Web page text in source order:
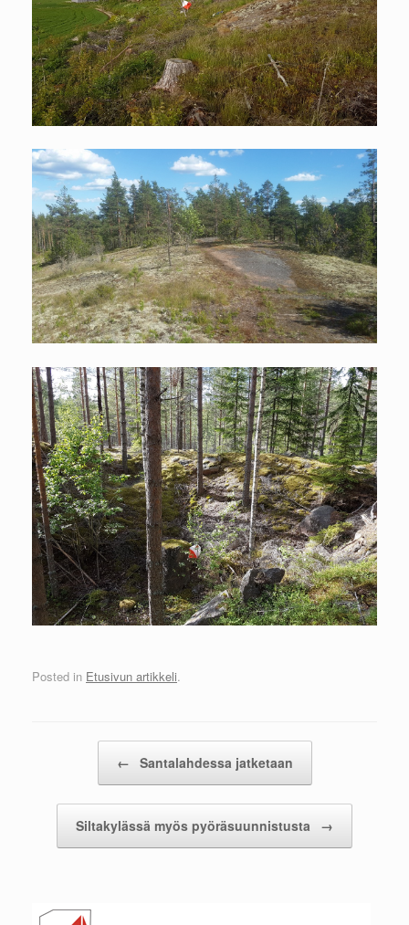
Posted in Etusivun artikkeli.
← Santalahdessa jatketaan
Siltakylässä myös pyöräsuunnistusta →